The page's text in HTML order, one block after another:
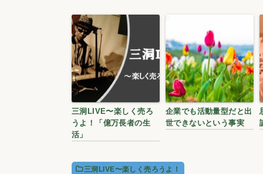
三洞LIVE〜楽しく売ろ
うよ！「億万長者の生
活」
企業でも活動量型だと出
世できないという事実
三洞LIVE〜楽しく売ろうよ！